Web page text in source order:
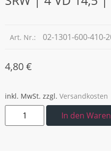
Art. Nr.: 02-1301-600-410-
4,80€
inkl. MwSt. zzgl. Versandkosten
In den